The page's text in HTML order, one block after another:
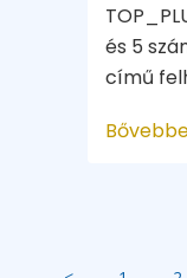
és 5
című